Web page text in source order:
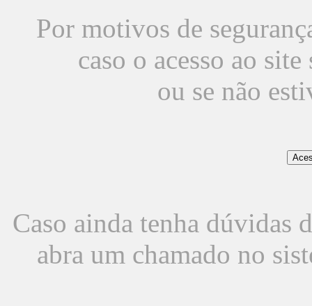
Por motivos de
caso o acesso ao
ou se não
Caso ainda tenha dúvidas
abra um chamado no